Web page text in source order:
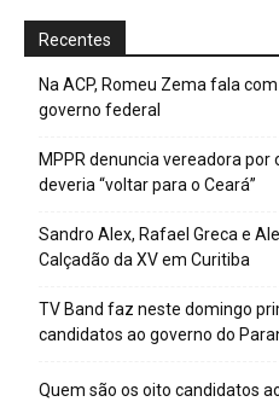
Recentes
Na ACP, Romeu Zema fala
governo federal
MPPR denuncia vereadora
deveria “voltar para o Ceará”
Sandro Alex, Rafael Greca e
Calçadão da XV em Curitiba
TV Band faz neste domingo
candidatos ao governo do
Quem são os oito candidatos